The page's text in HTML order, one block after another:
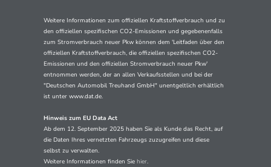
Weitere Informationen zum offiziellen Kraftstoffverbrauch und zu
den offiziellen spezifischen CO2-Emissionen und gegebenenfalls
zum Stromverbrauch neuer Pkw können dem 'Leitfaden über den
offiziellen Kraftstoffverbrauch, die offiziellen spezifischen CO2-
Emissionen und den offiziellen Stromverbrauch neuer Pkw'
entnommen werden, der an allen Verkaufsstellen und bei der
"Deutschen Automobil Treuhand GmbH" unentgeltlich erhältlich
ist unter www.dat.de.
Hinweis zum EU Data Act
Ab dem 12. September 2025 haben Sie als Kunde das Recht, auf
die Daten Ihres vernetzten Fahrzeugs zuzugreifen und diese
selbst zu verwalten.
Weitere Informationen finden Sie hier.